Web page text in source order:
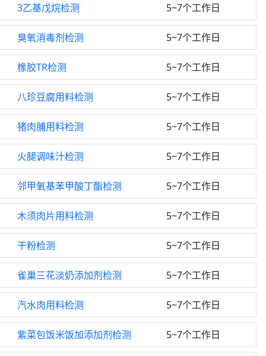
3乙基戊烷检测 5~7个工作日
臭氧消毒剂检测 5~7个工作日
橡胶TR检测 5~7个工作日
八珍豆腐用料检测 5~7个工作日
猪肉脯用料检测 5~7个工作日
火腿调味汁检测 5~7个工作日
邻甲氧基苯甲酸丁酯检测 5~7个工作日
木须肉片用料检测 5~7个工作日
干粉检测 5~7个工作日
雀巢三花淡奶添加剂检测 5~7个工作日
汽水肉用料检测 5~7个工作日
紫菜包饭米饭加添加剂检测 5~7个工作日